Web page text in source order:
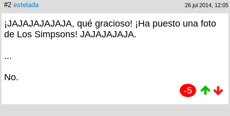
#2 estelada 26 jul 2014, 12:05
¡JAJAJAJAJAJA, qué gracioso! ¡Ha puesto una foto
de Los Simpsons! JAJAJAJAJA.
...
No.
-5